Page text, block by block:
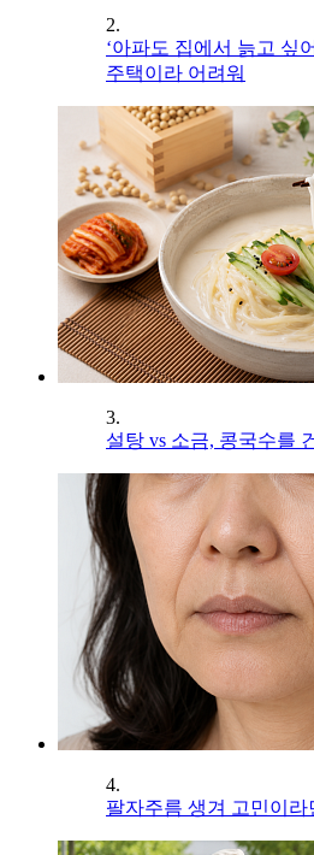
2.
‘아파도 집에서 늙고 싶
주택이라 어려워
3.
설탕 vs 소금, 콩국수를
4.
팔자주름 생겨 고민이라